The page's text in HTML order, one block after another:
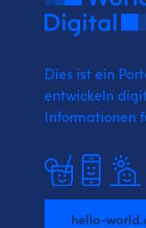
Dies ist ein
entwickeln
Informationen
hello-